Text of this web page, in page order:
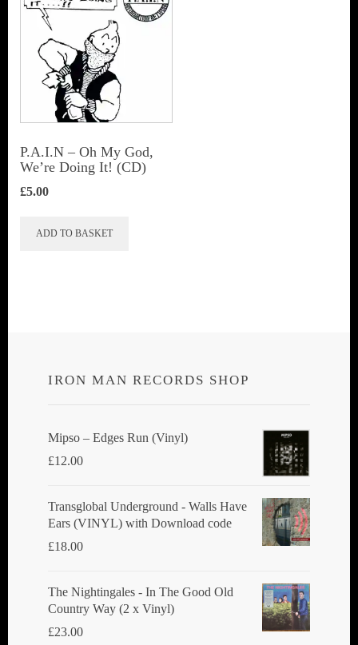
P.A.I.N – Oh My God,
We’re Doing It! (CD)
£5.00
ADD TO BASKET
IRON MAN RECORDS SHOP
Mipso ‎– Edges Run (Vinyl)
£12.00
Transglobal Underground - Walls Have
Ears (VINYL) with Download code
£18.00
The Nightingales - In The Good Old
Country Way (2 x Vinyl)
£23.00